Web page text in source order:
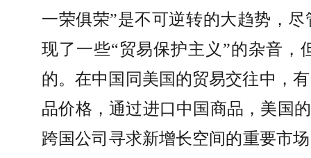
一荣俱荣”是不可逆转的大趋势，
现了一些“贸易保护主义 ”的杂音，
的。在中国同美国的贸易交往中，
品价格，通过进口中国商品，美国
跨国公司寻求新增长空间的重要市